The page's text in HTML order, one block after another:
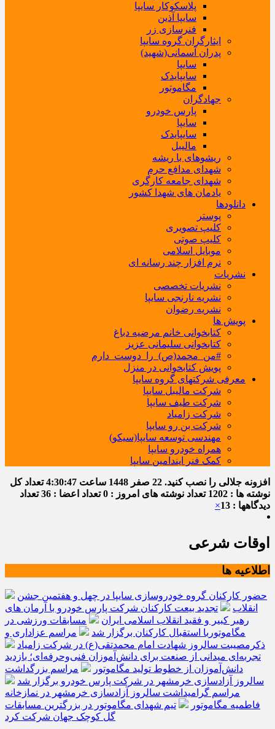
پلاسکوکار سایپا
سایپا آذین
فنرسازی زر
ایثارگران گروه سایپا
پدران آسمانی(شهید)
سایپا
سایپایدک
مگاموتور
جهادگران
پارس خودرو
سایپا
سایپایدک
مالیبل
ریشوهای با ریشه
شهدای مدافع حرم
شهدای جامعه کارگری
یادمان های شهدا کشور
دانلودها
پوستر
کلیپ تصویری
کلیپ صوتی
موبایل اسلامی
نرم افزار چند رسانه ای
نشریات
نشریات تخصصی
نشریه نارنجی سایپا
نشریه رضوان
پویش ها
کتابخوانی خانم مرضیه دباغ
کتابخوانی سلیمانی عزیز
#من_محمد(ص)_را_دوست_دارم
پویش کتابخوانی در منزل
معرفی شرکتهای گروه سایپا
شرکت مالیبل سایپا
شرکت طیف سایپا
شرکت زامیاد
شرکت بن رو سایپا
مهندسی توسعه سایپا(سیکو)
همراه خودرو سایپا
کمک فنر ایندامین سایپا
افزونه جلالی را نصب کنید. 22 صفر 1448 ساعت 4:30:48تعداد کل
نوشته ها : 1202
تعداد نوشته های امروز : 0 تعداد اعضا : 36
تعداد
دیدگاهها : 13
×
اوقات شرعی
اطلاعیه ها
حضور کارکنان گروه خودروسازی سایپا در چهل و هفتمین جشن
انقلاب
تجدید بیعت کارکنان شرکت پارس خودرو با آرمان های
رهبر کبیر و فقید انقلاب اسلامی ایران
مسابقات ورزشی در
مگاموتوربا استقبال کارکنان برگزار شد
مراسم عزاداری و
ذکرمصیبت سالروز شهادت امام محمدتقی(ع) در شرکت زامیاد
تجربه‌ای میدانی از صنعت برای دانش‌آموزان فنی‌وحرفه‌ای؛ بازدید
دانش‌آموزان از خطوط تولید مگاموتور
مراسم بزرگداشت
سالروز آزادسازی خرمشهر در شرکت پارس خودرو برگزار شد
مراسم گرامیداشت سالروز آزادسازی خرمشهر در نمازخانه
فاطمیه مگاموتور
تیم شهدای مگاموتور در بزرگترین مسابقات
گل کوچک جهان شرکت کرد